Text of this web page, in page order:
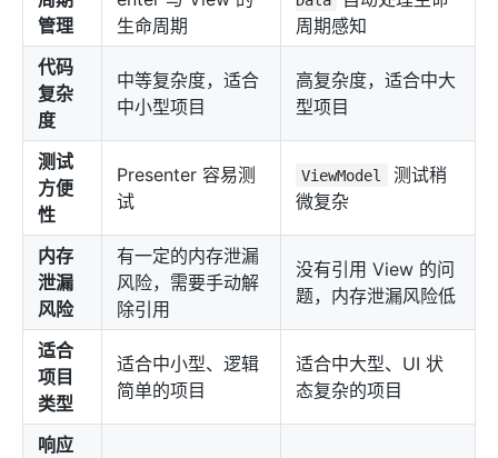
管理
生命周期
周期感知
代码
复杂
度
中等复杂度，适合
中小型项目
高复杂度，适合中大
型项目
测试
方便
性
Presenter 容易测
试
ViewModel
测试稍
微复杂
内存
泄漏
风险
有一定的内存泄漏
风险，需要手动解
除引用
没有引用 View 的问
题，内存泄漏风险低
适合
项目
类型
适合中小型、逻辑
简单的项目
适合中大型、UI 状
态复杂的项目
响应